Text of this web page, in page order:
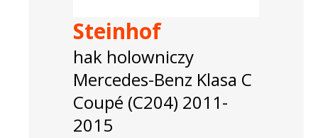
Steinhof
hak holowniczy
Mercedes-Benz Klasa C
Coupé (C204) 2011-
2015